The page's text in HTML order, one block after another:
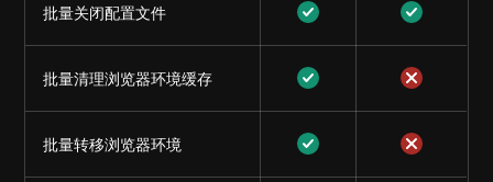
批量关闭配置文件
批量清理浏览器环境缓存
批量转移浏览器环境